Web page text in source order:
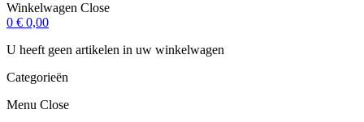
Winkelwagen Close
0 € 0,00
U heeft geen artikelen in uw winkelwagen
Categorieën
Menu Close